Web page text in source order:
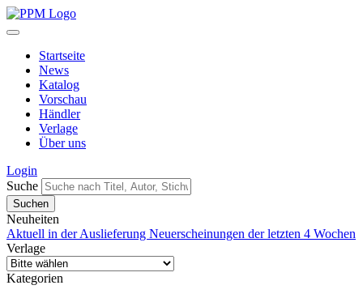
Startseite
News
Katalog
Vorschau
Händler
Verlage
Über uns
Login
Suche
Neuheiten
Aktuell in der Auslieferung Neuerscheinungen der letzten 4 Wochen
Verlage
Kategorien